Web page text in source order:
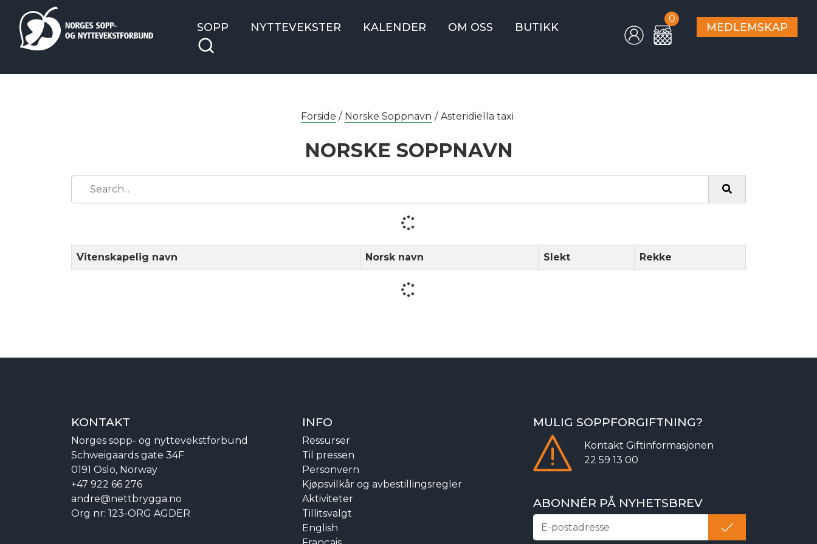
SOPP NYTTEVEKSTER KALENDER OM OSS BUTIKK
0
MEDLEMSKAP
Forside / Norske Soppnavn / Asteridiella taxi
NORSKE SOPPNAVN
Vitenskapelig navn Norsk navn Slekt Rekke
KONTAKT
Norges sopp- og nyttevekstforbund
Schweigaards gate 34F
0191 Oslo, Norway
+47 922 66 276
andre@nettbrygga.no
Org nr: 123-ORG AGDER
INFO
Ressurser
Til pressen
Personvern
Kjøpsvilkår og avbestillingsregler
Aktiviteter
Tillitsvalgt
English
MULIG SOPPFORGIFTNING?
Kontakt Giftinformasjonen
22 59 13 00
ABONNÉR PÅ NYHETSBREV